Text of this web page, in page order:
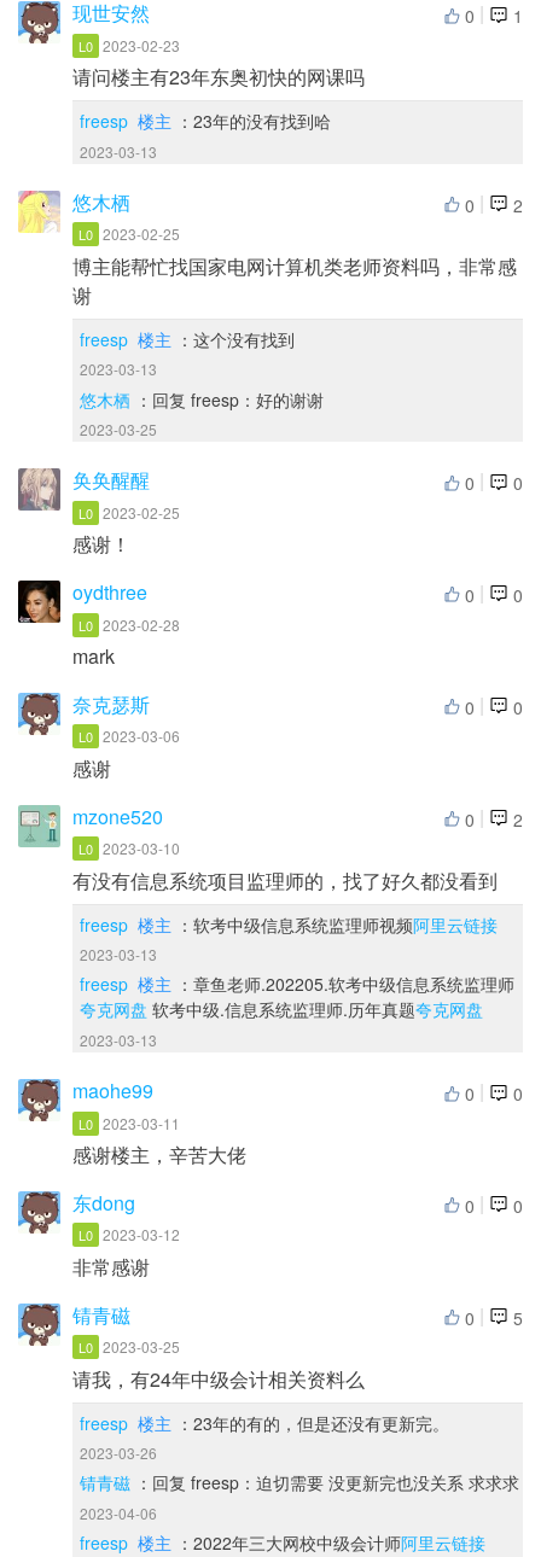
0 | 1
现世安然
L0 2023-02-23
请问楼主有23年东奥初快的网课吗
freesp 楼主 ：23年的没有找到哈
2023-03-13
0 | 2
悠木栖
L0 2023-02-25
博主能帮忙找国家电网计算机类老师资料吗，非常感
谢
freesp 楼主 ：这个没有找到
2023-03-13
悠木栖 ：回复 freesp：好的谢谢
2023-03-25
0 | 0
奂奂醒醒
L0 2023-02-25
感谢！
0 | 0
oydthree
L0 2023-02-28
mark
0 | 0
奈克瑟斯
L0 2023-03-06
感谢
0 | 2
mzone520
L0 2023-03-10
有没有信息系统项目监理师的，找了好久都没看到
freesp 楼主 ：软考中级信息系统监理师视频阿里云链接
2023-03-13
freesp 楼主 ：章鱼老师.202205.软考中级信息系统监理师
夸克网盘 软考中级.信息系统监理师.历年真题夸克网盘
2023-03-13
0 | 0
maohe99
L0 2023-03-11
感谢楼主，辛苦大佬
0 | 0
东dong
L0 2023-03-12
非常感谢
0 | 5
锖青磁
L0 2023-03-25
请我，有24年中级会计相关资料么
freesp 楼主 ：23年的有的，但是还没有更新完。
2023-03-26
锖青磁：回复 freesp：迫切需要 没更新完也没关系 求求求
2023-04-06
freesp 楼主 ：2022年三大网校中级会计师阿里云链接